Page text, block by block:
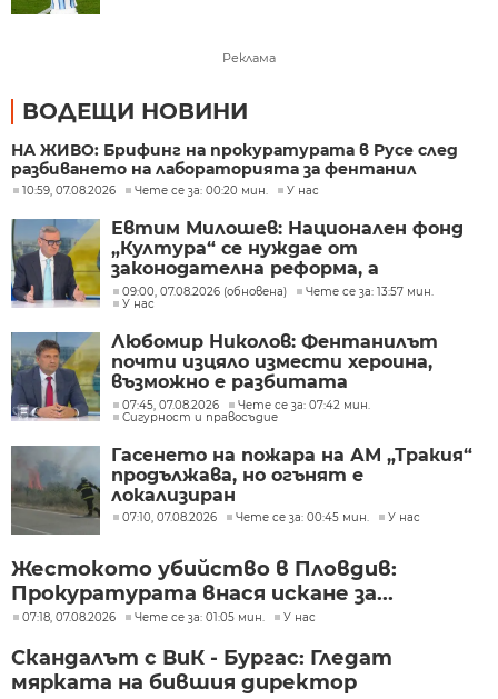
Реклама
ВОДЕЩИ НОВИНИ
НА ЖИВО: Брифинг на прокуратурата в Русе след
разбиването на лабораторията за фентанил
10:59, 07.08.2026 Чете се за: 00:20 мин. У нас
Евтим Милошев: Национален фонд
„Култура“ се нуждае от
законодателна реформа, а
процесите в министерството ще
бъдат максимално прозрачни
09:00, 07.08.2026 (обновена)
Чете се за: 13:57 мин.
У нас
Любомир Николов: Фентанилът
почти изцяло измести хероина,
възможно е разбитата
лаборатория да е единствената у
нас
07:45, 07.08.2026
Чете се за: 07:42 мин.
Сигурност и правосъдие
Гасенето на пожара на АМ „Тракия“
продължава, но огънят е
локализиран
07:10, 07.08.2026 Чете се за: 00:45 мин. У нас
Жестокото убийство в Пловдив:
Прокуратурата внася искане за...
07:18, 07.08.2026 Чете се за: 01:05 мин. У нас
Скандалът с ВиК - Бургас: Гледат
мярката на бившия директор